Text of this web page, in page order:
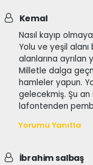
Kemal
Nasıl kayıp
Yolu ve yeşil
alanlarına
Milletle dalga
hamleler yapun.
gelecekmiş. Şu an
lafontenden
Yorumu Yanıtla
İbrahim salbaş